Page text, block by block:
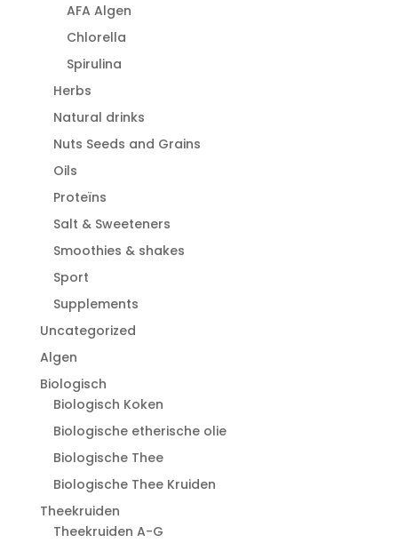
AFA Algen
Chlorella
Spirulina
Herbs
Natural drinks
Nuts Seeds and Grains
Oils
Proteïns
Salt & Sweeteners
Smoothies & shakes
Sport
Supplements
Uncategorized
Algen
Biologisch
Biologisch Koken
Biologische etherische olie
Biologische Thee
Biologische Thee Kruiden
Theekruiden
Theekruiden A-G